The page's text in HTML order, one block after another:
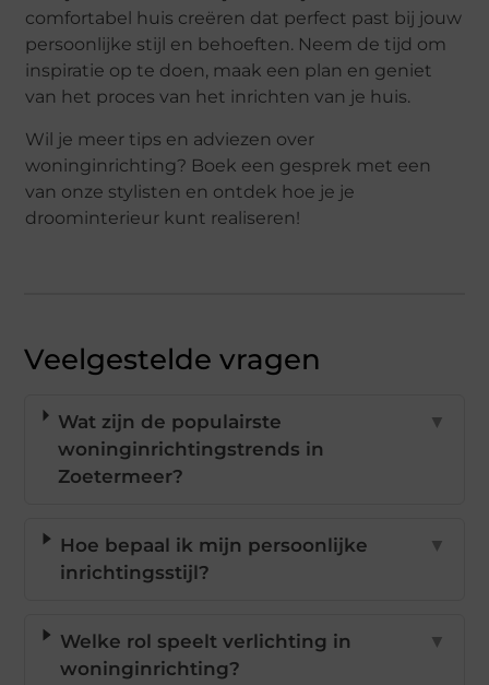
comfortabel huis creëren dat perfect past bij jouw
persoonlijke stijl en behoeften. Neem de tijd om
inspiratie op te doen, maak een plan en geniet
van het proces van het inrichten van je huis.
Wil je meer tips en adviezen over
woninginrichting? Boek een gesprek met een
van onze stylisten en ontdek hoe je je
droominterieur kunt realiseren!
Veelgestelde vragen
Wat zijn de populairste
woninginrichtingstrends in
Zoetermeer?
▼
Hoe bepaal ik mijn persoonlijke
inrichtingsstijl?
▼
Welke rol speelt verlichting in
woninginrichting?
▼